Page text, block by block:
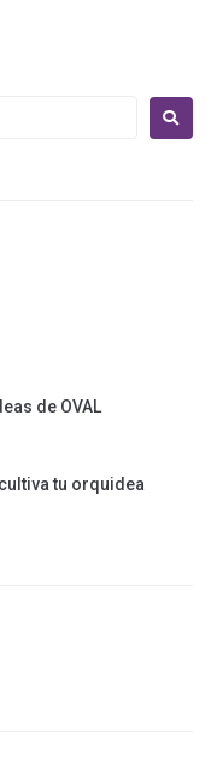
de OVAL
tu orquidea